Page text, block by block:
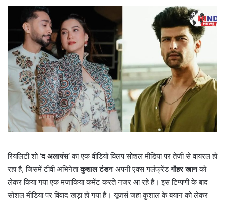
रियलिटी शो‘द अलायंस’का एक वीडियो क्लिप सोशल मीडिया पर तेजी से वायरल हो
रहा है, जिसमें टीवी अभिनेताकुशाल टंडनअपनी एक्स गर्लफ्रेंडगौहर खानको
लेकर किया गया एक मजाकिया कमेंट करते नजर आ रहे हैं। इस टिप्पणी के बाद
सोशल मीडिया पर विवाद खड़ा हो गया है। यूजर्स जहां कुशाल के बयान को लेकर